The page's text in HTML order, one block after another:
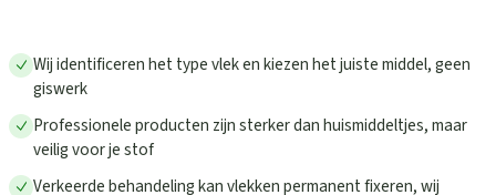
Wij identificeren het type vlek en kiezen het juiste middel, geen
giswerk
Professionele producten zijn sterker dan huismiddeltjes, maar
veilig voor je stof
Verkeerde behandeling kan vlekken permanent fixeren, wij